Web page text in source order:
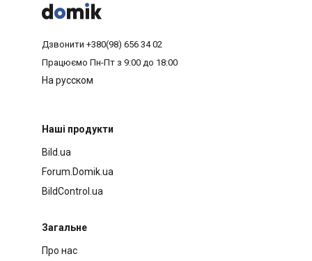



Дзвонити +380(98) 656 34 02
Працюємо Пн-Пт з 9:00 до 18:00
На русском
Наші продукти
Bild.ua
Forum.Domik.ua
BildControl.ua
Загальне
Про нас